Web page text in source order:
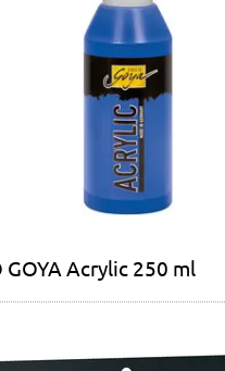
GOYA Acrylic 250 ml